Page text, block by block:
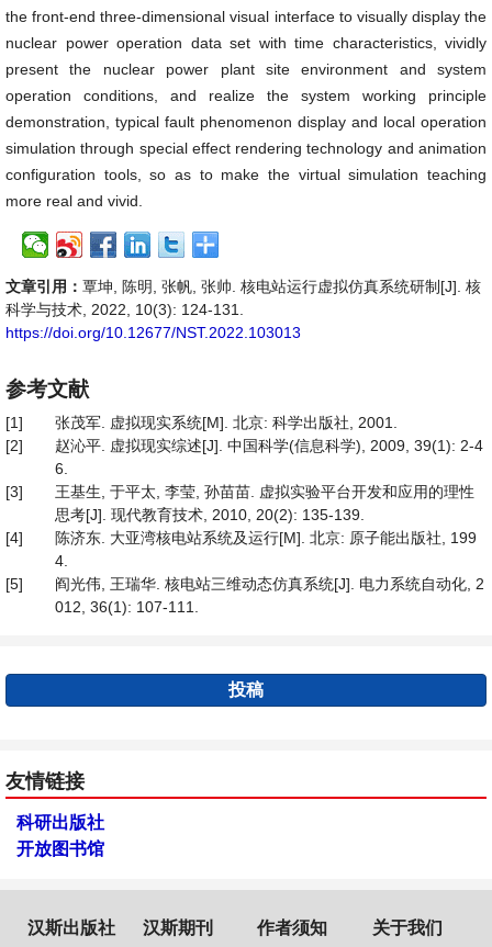
the front-end three-dimensional visual interface to visually display the
nuclear power operation data set with time characteristics, vividly
present the nuclear power plant site environment and system
operation conditions, and realize the system working principle
demonstration, typical fault phenomenon display and local operation
simulation through special effect rendering technology and animation
configuration tools, so as to make the virtual simulation teaching
more real and vivid.
文章引用： 覃坤, 陈明, 张帆, 张帅. 核电站运行虚拟仿真系统研制[J]. 核
科学与技术, 2022, 10(3): 124-131.
https://doi.org/10.12677/NST.2022.103013
参考文献
[1]
张茂军. 虚拟现实系统[M]. 北京: 科学出版社, 2001.
[2]
赵沁平. 虚拟现实综述[J]. 中国科学(信息科学), 2009, 39(1): 2-4
6.
[3]
王基生, 于平太, 李莹, 孙苗苗. 虚拟实验平台开发和应用的理性
思考[J]. 现代教育技术, 2010, 20(2): 135-139.
[4]
陈济东. 大亚湾核电站系统及运行[M]. 北京: 原子能出版社, 199
4.
[5]
阎光伟, 王瑞华. 核电站三维动态仿真系统[J]. 电力系统自动化, 2
012, 36(1): 107-111.
投稿
友情链接
科研出版社
开放图书馆
汉斯出版社 汉斯期刊 作者须知 关于我们